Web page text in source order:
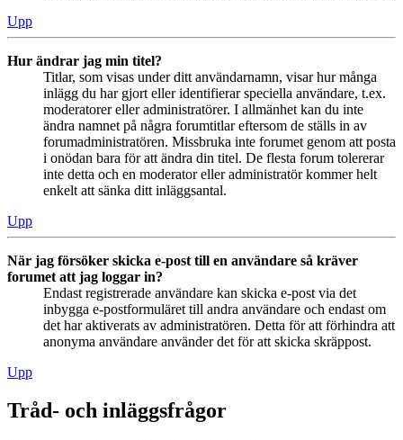
Upp
Hur ändrar jag min titel?
Titlar, som visas under ditt användarnamn, visar hur många
inlägg du har gjort eller identifierar speciella användare, t.ex.
moderatorer eller administratörer. I allmänhet kan du inte
ändra namnet på några forumtitlar eftersom de ställs in av
forumadministratören. Missbruka inte forumet genom att posta
i onödan bara för att ändra din titel. De flesta forum tolererar
inte detta och en moderator eller administratör kommer helt
enkelt att sänka ditt inläggsantal.
Upp
När jag försöker skicka e-post till en användare så kräver
forumet att jag loggar in?
Endast registrerade användare kan skicka e-post via det
inbygga e-postformuläret till andra användare och endast om
det har aktiverats av administratören. Detta för att förhindra att
anonyma användare använder det för att skicka skräppost.
Upp
Tråd- och inläggsfrågor